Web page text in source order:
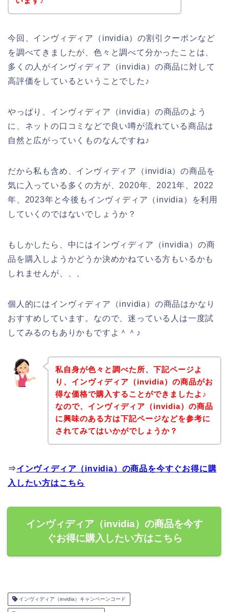
今回、インヴィディア（invidia）の割引クーポンなど
を調べてきましたが、色々と調べて分かったことは、
多くの人がインヴィディア（invidia）の商品に対して
高評価をしているということでした♪
やっぱり、インヴィディア（invidia）の商品のよう
に、ネットの口コミなどで良い噂が流れている商品は
自然と広がっていくものなんですね♪
だから私も含め、インヴィディア（invidia）の商品を
気に入っている多くの方が、2020年、2021年、2022
年、2023年と今後もインヴィディア（invidia）を利用
していくのではないでしょうか？
もしかしたら、中にはインヴィディア（invidia）の商
品を購入しようかどうか決めかねている方もいるかも
しれませんが、、、
個人的にはインヴィディア（invidia）の商品はかなり
おすすめしています。なので、迷っている人は一度試
してみるのもありかもですよ＾＾♪
私自身が色々と調べた所、下記ページよ
り、インヴィディア（invidia）の商品がお
得な価格で購入することができましたよ♪
なので、インヴィディア（invidia）の商品
に興味のある方は下記ページなどを参考に
されてみてはいかがでしょうか？
⇒インヴィディア（invidia）の商品を今すぐお得に購
入したい方はこちら
インヴィディア（invidia）の商品を今す
ぐお得に購入したい方はこちら
インヴィディア（invidia）キャンペーンコード